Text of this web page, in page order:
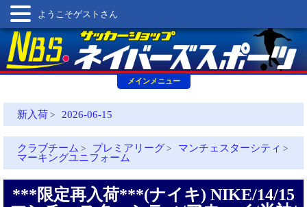
メインメニュー
ようこそゲストさん
新入荷 > 2026-06-15
クラブチーム > プレミアリーグ > マンチェスターシティ >
マーキングユニフォーム
***限定再入荷***(ナイキ) NIKE/14/15